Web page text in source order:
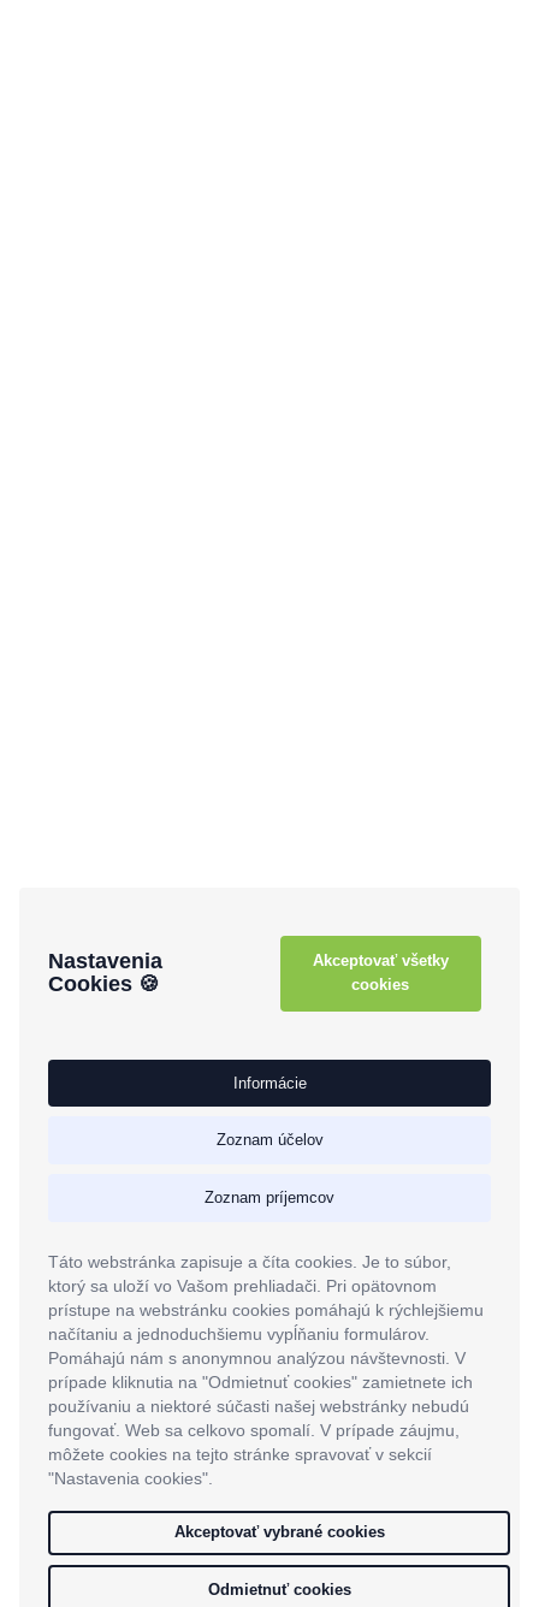
Nastavenia
Cookies 🍪
Akceptovať všetky
cookies
Informácie
Zoznam účelov
Zoznam príjemcov
Táto webstránka zapisuje a číta cookies. Je to súbor,
ktorý sa uloží vo Vašom prehliadači. Pri opätovnom
prístupe na webstránku cookies pomáhajú k rýchlejšiemu
načítaniu a jednoduchšiemu vypĺňaniu formulárov.
Pomáhajú nám s anonymnou analýzou návštevnosti. V
prípade kliknutia na "Odmietnuť cookies" zamietnete ich
používaniu a niektoré súčasti našej webstránky nebudú
fungovať. Web sa celkovo spomalí. V prípade záujmu,
môžete cookies na tejto stránke spravovať v sekcií
"Nastavenia cookies".
Akceptovať vybrané cookies
Odmietnuť cookies